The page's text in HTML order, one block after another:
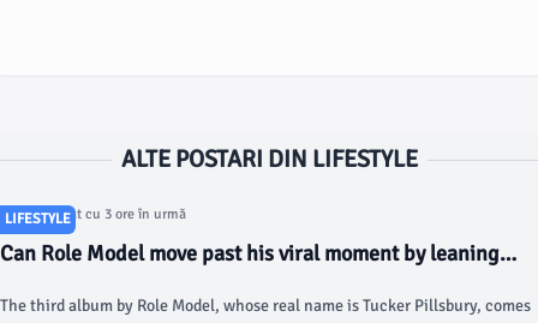
ALTE POSTARI DIN LIFESTYLE
LIFESTYLE
Articol postat cu 3 ore în urmă
Can Role Model move past his viral moment by leaning
The third album by Role Model, whose real name is Tucker Pillsbury, comes